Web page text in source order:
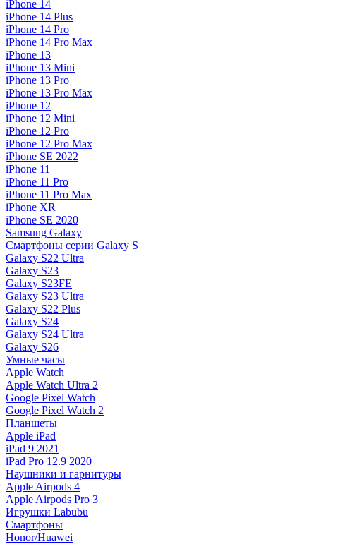
iPhone 14
iPhone 14 Plus
iPhone 14 Pro
iPhone 14 Pro Max
iPhone 13
iPhone 13 Mini
iPhone 13 Pro
iPhone 13 Pro Max
iPhone 12
iPhone 12 Mini
iPhone 12 Pro
iPhone 12 Pro Max
iPhone SE 2022
iPhone 11
iPhone 11 Pro
iPhone 11 Pro Max
iPhone XR
iPhone SE 2020
Samsung Galaxy
Смартфоны серии Galaxy S
Galaxy S22 Ultra
Galaxy S23
Galaxy S23FE
Galaxy S23 Ultra
Galaxy S22 Plus
Galaxy S24
Galaxy S24 Ultra
Galaxy S26
Умные часы
Apple Watch
Apple Watch Ultra 2
Google Pixel Watch
Google Pixel Watch 2
Планшеты
Apple iPad
iPad 9 2021
iPad Pro 12.9 2020
Наушники и гарнитуры
Apple Airpods 4
Apple Airpods Pro 3
Игрушки Labubu
Смартфоны
Honor/Huawei